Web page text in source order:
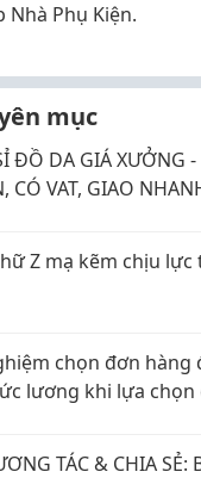
Nhà Phụ Kiện.
mục
ĐỒ DA GIÁ XƯỞNG
CÓ VAT, GIAO
Z mạ kẽm chịu
chọn đơn
lương khi lựa chọn
TÁC & CHIA SẺ: